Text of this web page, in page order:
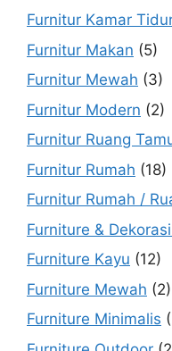
Furnitur Kamar
Furnitur Makan (5)
Furnitur Mewah (3)
Furnitur Modern (2)
Furnitur Ruang
Furnitur Rumah (18)
Furnitur Rumah /
Furniture &
Furniture Kayu (12)
Furniture Mewah (2)
Furniture Minimalis